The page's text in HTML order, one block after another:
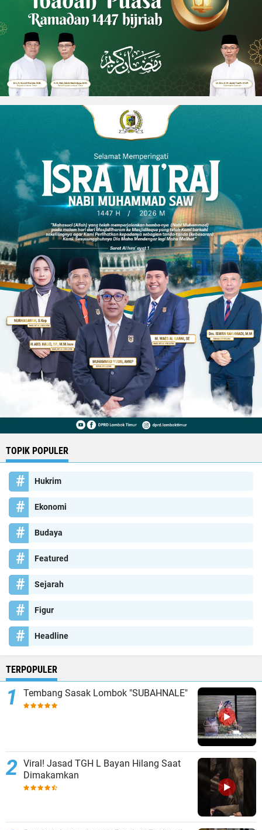
TOPIK POPULER
Hukrim
Ekonomi
Budaya
Featured
Sejarah
Figur
Headline
TERPOPULER
Tembang Sasak Lombok "SUBAHNALE"
Viral! Jasad TGH L Bayan Hilang Saat
Dimakamkan